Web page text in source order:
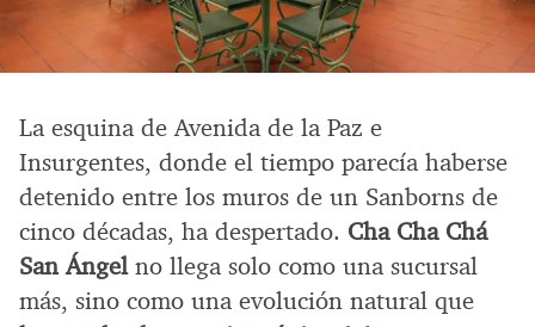
La esquina de Avenida de la Paz e
Insurgentes, donde el tiempo parecía haberse
detenido entre los muros de un Sanborns de
cinco décadas, ha despertado. Cha Cha Chá
San Ángelno llega solo como una sucursal
más, sino como una evolución natural que